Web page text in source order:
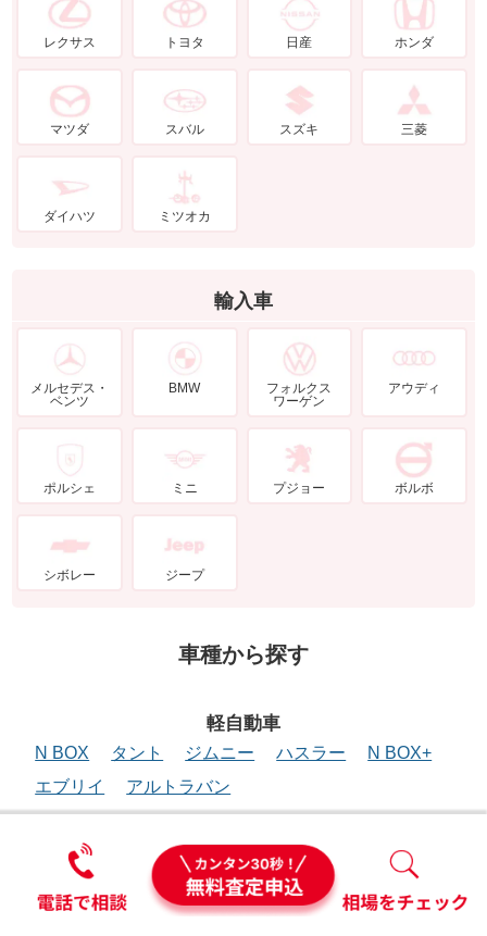
レクサス トヨタ 日産 ホンダ
マツダ スバル スズキ 三菱
ダイハツ ミツオカ
輸入車
メルセデス・
ベンツ
BMW
フォルクス
ワーゲン
アウディ
ポルシェ ミニ プジョー ボルボ
シボレー ジープ
車種から探す
軽自動車
N BOX タント ジムニー ハスラー
N BOX+
エブリイ
アルトラバン
ミニバン
アルファード ヴォクシー セレナ
ステップワゴンスパーダ
デリカD:5